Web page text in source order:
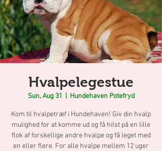
Hvalpelegestue
Sun, Aug 31 Hundehaven Potefryd
Kom til hvalpetræf i Hundehaven! Giv din hvalp
mulighed for at komme ud og få hilst på en lille
flok af forskellige andre hvalpe og få leget med
en eller flere. For alle hvalpe mellem 12 uger